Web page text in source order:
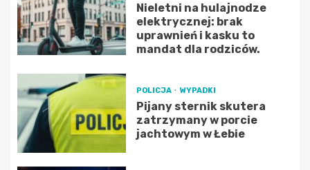
Nieletni na hulajnodze
elektrycznej: brak
uprawnień i kasku to
mandat dla rodziców.
POLICJA WYPADKI
Pijany sternik skutera
zatrzymany w porcie
jachtowym w Łebie